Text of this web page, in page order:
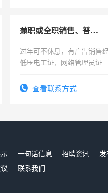
兼职或全职销售、普工、维修
过年可不休息，有广告销售
低压电工证，网络管理员证
查看联系方式
一句话信息 招聘资讯 发
联系我们